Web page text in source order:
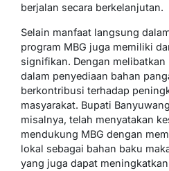
berjalan secara berkelanjutan.
Selain manfaat langsung
program MBG juga memiliki
signifikan. Dengan
dalam penyediaan bahan
berkontribusi terhadap
masyarakat. Bupati
misalnya, telah menyatakan
mendukung MBG dengan
lokal sebagai bahan baku
yang juga dapat